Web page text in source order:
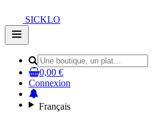
SICKLO
Open
main
0,00 €
Connexion
Français